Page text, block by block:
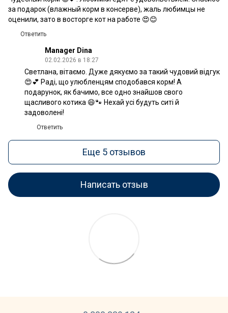
за подарок (влажный корм в консерве), жаль любимцы не
оценили, зато в восторге кот на работе 😍😊
Ответить
Manager Dina
02.02.2026 в 18:27
Светлана, вітаємо. Дуже дякуємо за такий чудовий відгук
😍💕 Раді, що улюбленцям сподобався корм! А
подарунок, як бачимо, все одно знайшов свого
щасливого котика 😄🐾 Нехай усі будуть ситі й
задоволені!
Ответить
Еще 5 отзывов
Написать отзыв